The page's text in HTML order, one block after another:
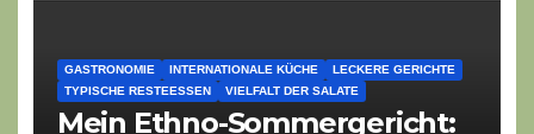
GASTRONOMIE INTERNATIONALE KÜCHE
LECKERE GERICHTE
TYPISCHE RESTEESSEN
VIELFALT DER SALATE
Mein Ethno-Sommergericht: